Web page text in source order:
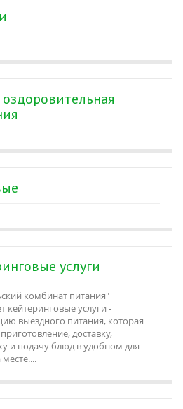
оздоровительная
услуги
комбинат питания"
кейтеринговые услуги -
выездного питания, которая
доставку,
и подачу блюд в удобном для
месте....